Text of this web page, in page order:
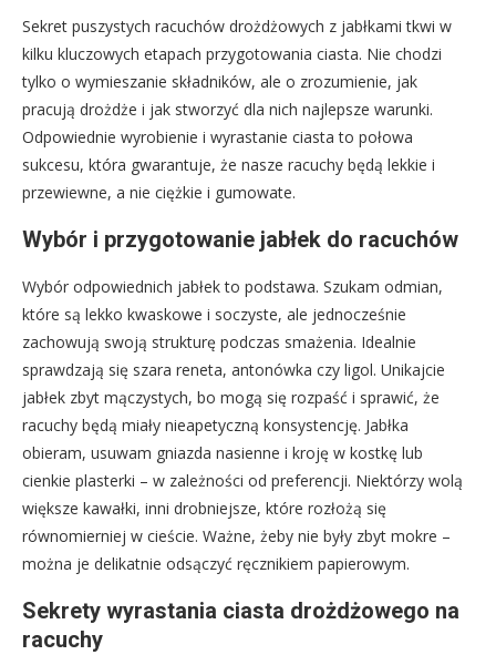
Sekret puszystych racuchów drożdżowych z jabłkami tkwi w
kilku kluczowych etapach przygotowania ciasta. Nie chodzi
tylko o wymieszanie składników, ale o zrozumienie, jak
pracują drożdże i jak stworzyć dla nich najlepsze warunki.
Odpowiednie wyrobienie i wyrastanie ciasta to połowa
sukcesu, która gwarantuje, że nasze racuchy będą lekkie i
przewiewne, a nie ciężkie i gumowate.
Wybór i przygotowanie jabłek do racuchów
Wybór odpowiednich jabłek to podstawa. Szukam odmian,
które są lekko kwaskowe i soczyste, ale jednocześnie
zachowują swoją strukturę podczas smażenia. Idealnie
sprawdzają się szara reneta, antonówka czy ligol. Unikajcie
jabłek zbyt mączystych, bo mogą się rozpaść i sprawić, że
racuchy będą miały nieapetyczną konsystencję. Jabłka
obieram, usuwam gniazda nasienne i kroję w kostkę lub
cienkie plasterki – w zależności od preferencji. Niektórzy wolą
większe kawałki, inni drobniejsze, które rozłożą się
równomierniej w cieście. Ważne, żeby nie były zbyt mokre –
można je delikatnie odsączyć ręcznikiem papierowym.
Sekrety wyrastania ciasta drożdżowego na
racuchy